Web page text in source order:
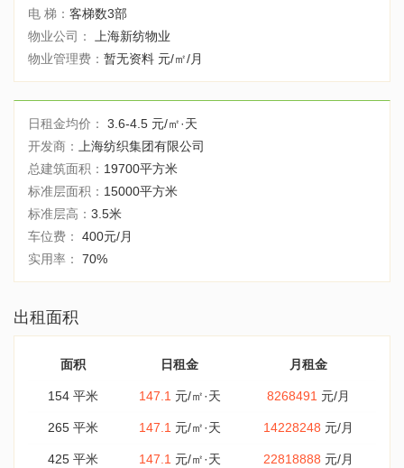
电 梯： 客梯数3部
物业公司：
上海新纺物业
物业管理费： 暂无资料 元/㎡/月
日租金均价：
3.6-4.5 元/㎡·天
开发商： 上海纺织集团有限公司
总建筑面积： 19700平方米
标准层面积： 15000平方米
标准层高： 3.5米
车位费：
400元/月
实用率：
70%
出租面积
面积 日租金 月租金
154 平米 147.1 元/㎡·天 8268491 元/月
265 平米 147.1 元/㎡·天 14228248 元/月
425 平米 147.1 元/㎡·天 22818888 元/月